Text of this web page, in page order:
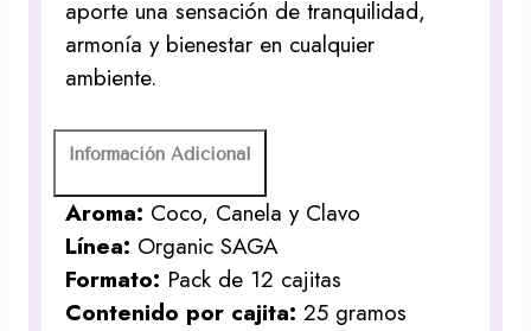
aporte una sensación de tranquilidad,
armonía y bienestar en cualquier
ambiente.
Información Adicional
Aroma: Coco, Canela y Clavo
Línea: Organic SAGA
Formato: Pack de 12 cajitas
Contenido por cajita: 25 gramos